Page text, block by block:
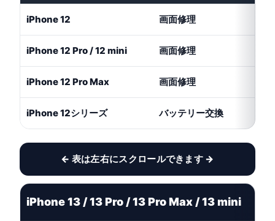
iPhone 12 画面修理
iPhone 12 Pro / 12 mini 画面修理
iPhone 12 Pro Max 画面修理
iPhone 12シリーズ バッテリー交換
← 表は左右にスクロールできます →
iPhone 13 / 13 Pro / 13 Pro Max / 13 mini